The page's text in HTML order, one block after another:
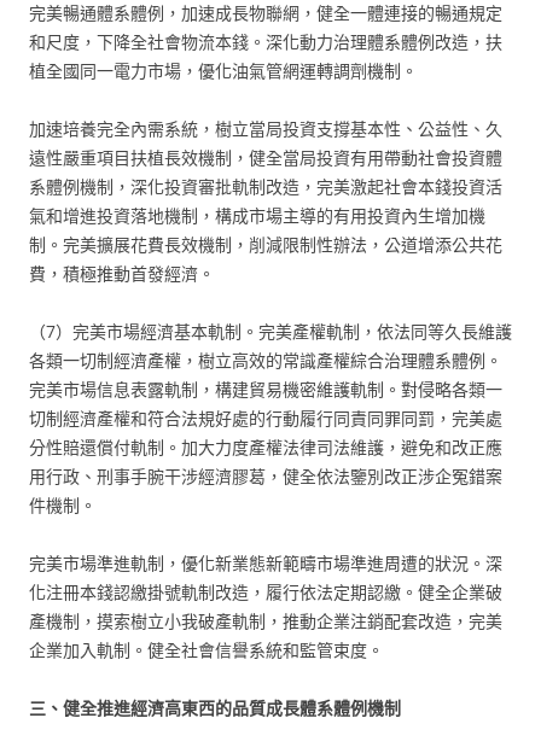
完美暢通體系體例，加速成長物聯網，健全一體連接的暢通規定
和尺度，下降全社會物流本錢。深化動力治理體系體例改造，扶
植全國同一電力市場，優化油氣管網運轉調劑機制。
加速培養完全內需系統，樹立當局投資支撐基本性、公益性、久
遠性嚴重項目扶植長效機制，健全當局投資有用帶動社會投資體
系體例機制，深化投資審批軌制改造，完美激起社會本錢投資活
氣和增進投資落地機制，構成市場主導的有用投資內生增加機
制。完美擴展花費長效機制，削減限制性辦法，公道增添公共花
費，積極推動首發經濟。
（7）完美市場經濟基本軌制。完美產權軌制，依法同等久長維護
各類一切制經濟產權，樹立高效的常識產權綜合治理體系體例。
完美市場信息表露軌制，構建貿易機密維護軌制。對侵略各類一
切制經濟產權和符合法規好處的行動履行同責同罪同罰，完美處
分性賠還償付軌制。加大力度產權法律司法維護，避免和改正應
用行政、刑事手腕干涉經濟膠葛，健全依法鑒別改正涉企冤錯案
件機制。
完美市場準進軌制，優化新業態新範疇市場準進周遭的狀況。深
化注冊本錢認繳掛號軌制改造，履行依法定期認繳。健全企業破
產機制，摸索樹立小我破產軌制，推動企業注銷配套改造，完美
企業加入軌制。健全社會信譽系統和監管束度。
三、健全推進經濟高東西的品質成長體系體例機制